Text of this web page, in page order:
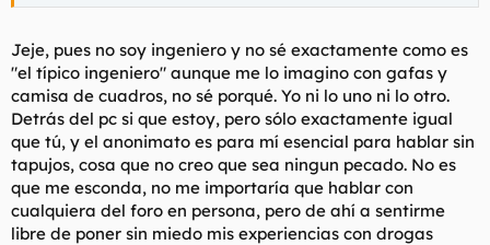
Jeje, pues no soy ingeniero y no sé exactamente como es
"el típico ingeniero" aunque me lo imagino con gafas y
camisa de cuadros, no sé porqué. Yo ni lo uno ni lo otro.
Detrás del pc si que estoy, pero sólo exactamente igual
que tú, y el anonimato es para mí esencial para hablar sin
tapujos, cosa que no creo que sea ningun pecado. No es
que me esconda, no me importaría que hablar con
cualquiera del foro en persona, pero de ahí a sentirme
libre de poner sin miedo mis experiencias con drogas